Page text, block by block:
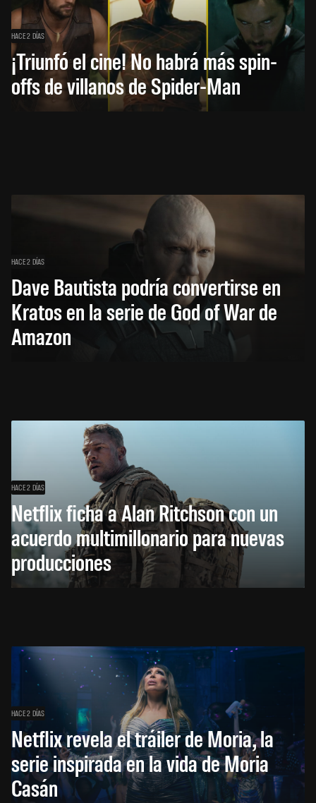
HACE 2 DÍAS
¡Triunfó el cine! No habrá más spin-
offs de villanos de Spider-Man
HACE 2 DÍAS
Dave Bautista podría convertirse en
Kratos en la serie de God of War de
Amazon
HACE 2 DÍAS
Netflix ficha a Alan Ritchson con un
acuerdo multimillonario para nuevas
producciones
HACE 2 DÍAS
Netflix revela el tráiler de Moria, la
serie inspirada en la vida de Moria
Casán